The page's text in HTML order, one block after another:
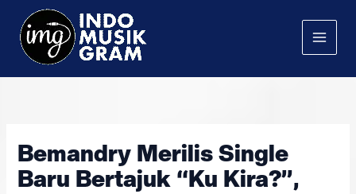
content
Bemandry Merilis Single
Baru Bertajuk “Ku Kira?”,